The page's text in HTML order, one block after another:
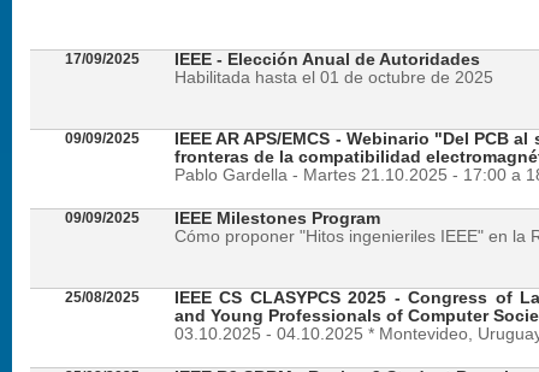
17/09/2025
IEEE - Elección Anual de Autoridades
Habilitada hasta el 01 de octubre de 2025
09/09/2025
IEEE AR APS/EMCS - Webinario "Del PCB
fronteras de la compatibilidad
Pablo Gardella - Martes 21.10.2025 - 17:00 a
09/09/2025
IEEE Milestones Program
Cómo proponer "Hitos ingenieriles IEEE" en la
25/08/2025
IEEE CS CLASYPCS 2025 - Congress of
and Young Professionals of Computer
03.10.2025 - 04.10.2025 * Montevideo,